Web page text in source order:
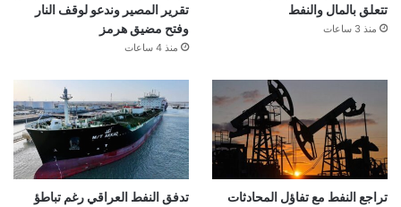
تتعلق بالمال والنفط
منذ 3 ساعات
تقرير المصير وندعو لوقف النار
وفتح مضيق هرمز
منذ 4 ساعات
تراجع النفط مع تفاؤل المحادثات
تدفق النفط العراقي رغم تباطؤ